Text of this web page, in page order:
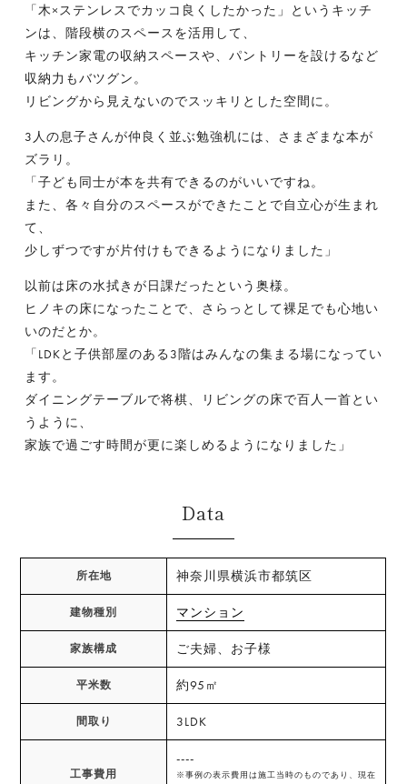
「木×ステンレスでカッコ良くしたかった」というキッチ
ンは、階段横のスペースを活用して、
キッチン家電の収納スペースや、パントリーを設けるなど
収納力もバツグン。
リビングから見えないのでスッキリとした空間に。
3人の息子さんが仲良く並ぶ勉強机には、さまざまな本が
ズラリ。
「子ども同士が本を共有できるのがいいですね。
また、各々自分のスペースができたことで自立心が生まれ
て、
少しずつですが片付けもできるようになりました」
以前は床の水拭きが日課だったという奥様。
ヒノキの床になったことで、さらっとして裸足でも心地い
いのだとか。
「LDKと子供部屋のある3階はみんなの集まる場になってい
ます。
ダイニングテーブルで将棋、リビングの床で百人一首とい
うように、
家族で過ごす時間が更に楽しめるようになりました」
Data
所在地 神奈川県横浜市都筑区
建物種別 マンション
家族構成 ご夫婦、お子様
平米数 約95㎡
間取り 3LDK
工事費用
----
※事例の表示費用は施工当時のものであり、現在